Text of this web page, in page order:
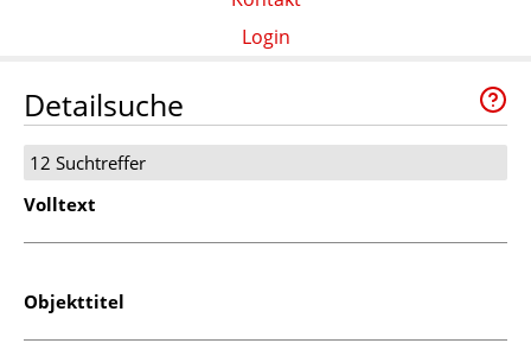
Login
Detailsuche
12 Suchtreffer
Volltext
Objekttitel